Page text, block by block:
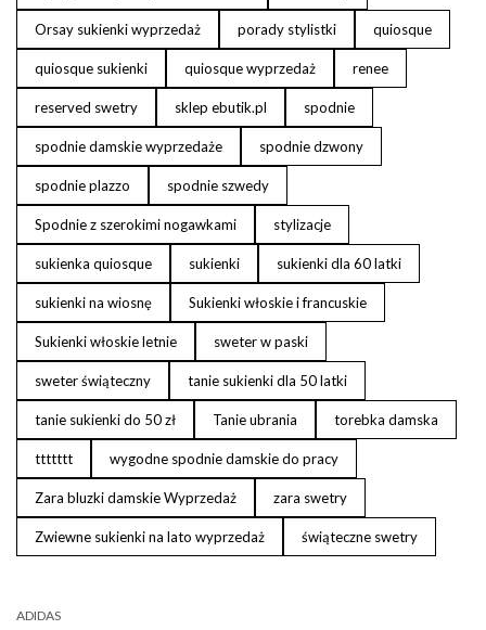
Orsay sukienki wyprzedaż porady stylistki quiosque
quiosque sukienki quiosque wyprzedaż renee
reserved swetry sklep ebutik.pl spodnie
spodnie damskie wyprzedaże spodnie dzwony
spodnie plazzo spodnie szwedy
Spodnie z szerokimi nogawkami stylizacje
sukienka quiosque sukienki sukienki dla 60 latki
sukienki na wiosnę Sukienki włoskie i francuskie
Sukienki włoskie letnie sweter w paski
sweter świąteczny tanie sukienki dla 50 latki
tanie sukienki do 50 zł Tanie ubrania torebka damska
ttttttt wygodne spodnie damskie do pracy
Zara bluzki damskie Wyprzedaż zara swetry
Zwiewne sukienki na lato wyprzedaż świąteczne swetry
ADIDAS